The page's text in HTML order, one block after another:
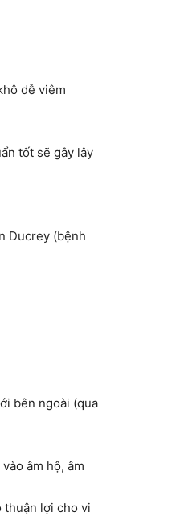
dễ viêm
tốt sẽ gây lây
Ducrey (bệnh
bên ngoài (qua
âm hộ, âm
thuận lợi cho vi